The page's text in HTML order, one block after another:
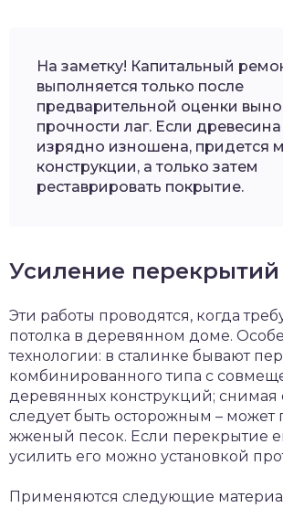
На заметку! Капитальный
выполняется только после
предварительной оценки
прочности лаг. Если
изрядно изношена, придется
конструкции, а только затем
реставрировать покрытие.
Усиление перекрытий
Эти работы проводятся, когда
потолка в деревянном доме.
технологии: в сталинке бывают
комбинированного типа с
деревянных конструкций; снимая
следует быть осторожным – может
жженый песок. Если перекрытие
усилить его можно установкой
Применяются следующие